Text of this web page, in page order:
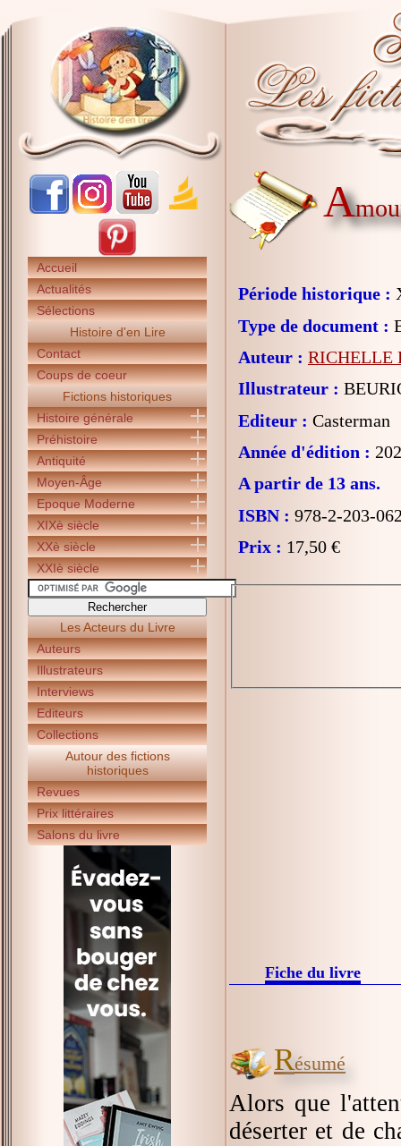
Accueil
Actualités
Sélections
Histoire d'en Lire
Contact
Coups de coeur
Fictions historiques
Histoire générale
Préhistoire
Antiquité
Moyen-Âge
Epoque Moderne
XIXè siècle
XXè siècle
XXIè siècle
Les Acteurs du Livre
Auteurs
Illustrateurs
Interviews
Editeurs
Collections
Autour des fictions
historiques
Revues
Prix littéraires
Salons du livre
A
Période historique :
Type de document :
Auteur : RICHELLE
Illustrateur :
Editeur : Casterman
Année d'édition :
A partir de 13 ans.
ISBN : 978-2-203-
Prix : 17,50 €
Fiche du livre
Résumé
Alors que
déserter et de